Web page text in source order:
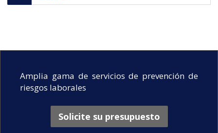
Amplia gama de servicios de prevención de
riesgos laborales
Solicite su presupuesto